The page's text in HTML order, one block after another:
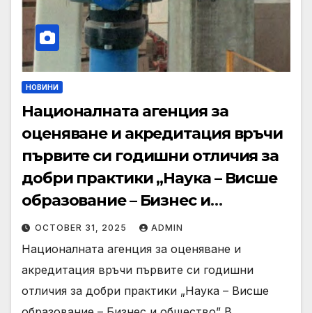
НОВИНИ
Националната агенция за
оценяване и акредитация връчи
първите си годишни отличия за
добри практики „Наука – Висше
образование – Бизнес и
общество“
OCTOBER 31, 2025 ADMIN
Националната агенция за оценяване и
акредитация връчи първите си годишни
отличия за добри практики „Наука – Висше